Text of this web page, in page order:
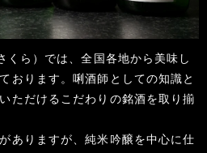
くら）では、全国各地から美味し
おります。唎酒師としての知識と
ただけるこだわりの銘酒を取り揃
ありますが、純米吟醸を中心に仕